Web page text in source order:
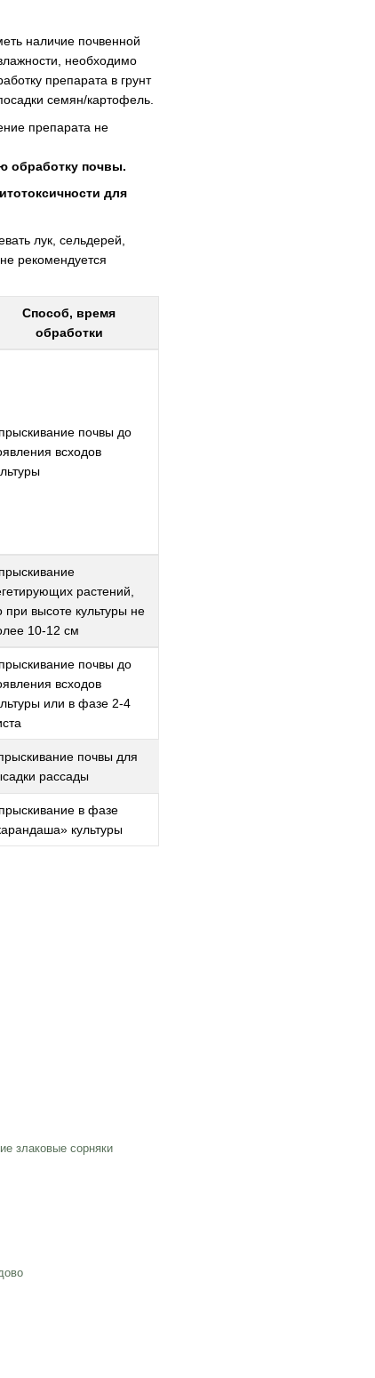
наличие почвенной
необходимо
препарата в грунт
семян/картофель.
препарата не
обработку почвы.
для
лук, сельдерей,
рекомендуется
Способ, время
обработки
почвы до
всходов
растений,
при высоте культуры не
10-12 см
почвы до
всходов
или в фазе 2-4
почвы для
рассады
в фазе
культуры
злаковые сорняки